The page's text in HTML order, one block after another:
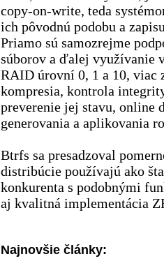
copy-on-write, teda
ich pôvodnú podobu a
Priamo sú samozrejme
súborov a ďalej využívanie
RAID úrovní 0, 1 a 10, viac
kompresia, kontrola
preverenie jej stavu, online
generovania a aplikovania
Btrfs sa presadzoval
distribúcie používajú ako
konkurenta s podobnými
aj kvalitná implementácia
Najnovšie články: